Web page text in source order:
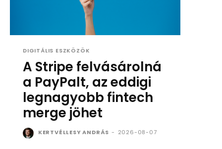
DIGITÁLIS ESZKÖZÖK
A Stripe felvásárolná
a PayPalt, az eddigi
legnagyobb fintech
merge jöhet
KERTVÉLLESY ANDRÁS - 2026-08-07